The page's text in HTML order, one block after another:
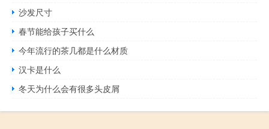
沙发尺寸
春节能给孩子买什么
今年流行的茶几都是什么材质
汉卡是什么
冬天为什么会有很多头皮屑